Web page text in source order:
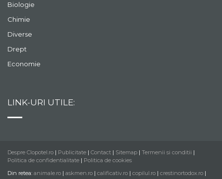
Biologie
Chimie
Diverse
Drept
Economie
LINK-URI UTILE:
Despre Clopotel.ro | Publicitate | Contact | Sitemap | Termenii si conditii |
Politica de confidentialitate | Politica de cookies
Din retea: animale.ro | askmen.ro | calificativ.ro | copilul.ro | crestinortodox.ro |